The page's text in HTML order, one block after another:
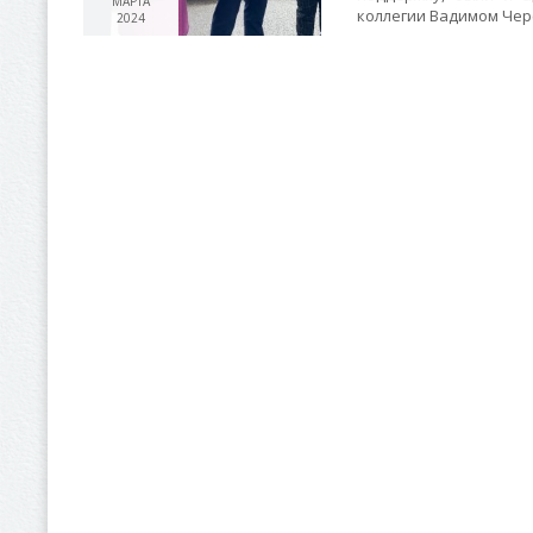
2024
коллегии Вадимом